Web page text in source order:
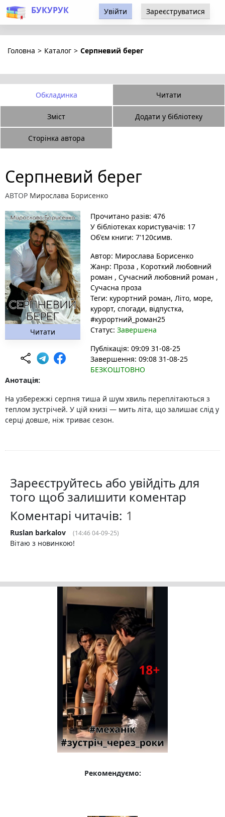
БУКУРУК Увійти Зареєструватися
Головна > Каталог > Серпневий берег
Обкладинка Читати
Зміст Додати у бібліотеку
Сторінка автора
Серпневий берег
АВТОР Мирослава Борисенко
Читати
Прочитано разів: 476
У бібліотеках користувачів: 17
Об'єм книги: 7'120симв.
Автор: Мирослава Борисенко
Жанр: Проза , Короткий любовний
роман , Сучасний любовний роман ,
Сучасна проза
Теги: курортний роман, Літо, море,
курорт, спогади, відпустка,
#курортний_роман25
Статус: Завершена
Публікація: 09:09 31-08-25
Завершення: 09:08 31-08-25
БЕЗКОШТОВНО
Анотація:
На узбережжі серпня тиша й шум хвиль переплітаються з
теплом зустрічей. У цій книзі — мить літа, що залишає слід у
серці довше, ніж триває сезон.
Зареєструйтесь або увійдіть для
того щоб залишити коментар
Коментарі читачів:
Ruslan barkalov (14:46 04-09-25)
Вітаю з новинкою!
Рекомендуємо: